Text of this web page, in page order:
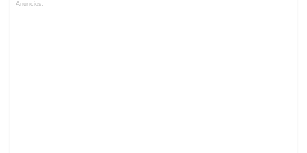
Anuncios.